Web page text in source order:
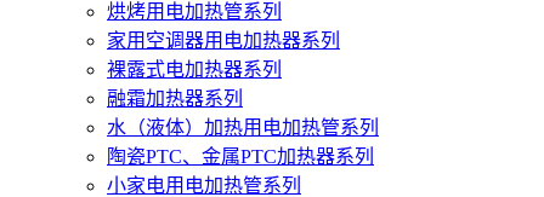
烘烤用电加热管系列
家用空调器用电加热器系列
裸露式电加热器系列
融霜加热器系列
水（液体）加热用电加热管系列
陶瓷PTC、金属PTC加热器系列
小家电用电加热管系列